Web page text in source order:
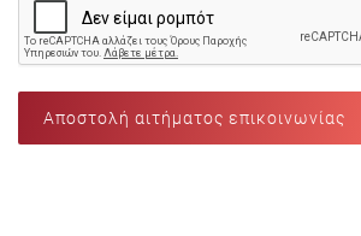
Αποστολή αιτήματος επικοινωνίας